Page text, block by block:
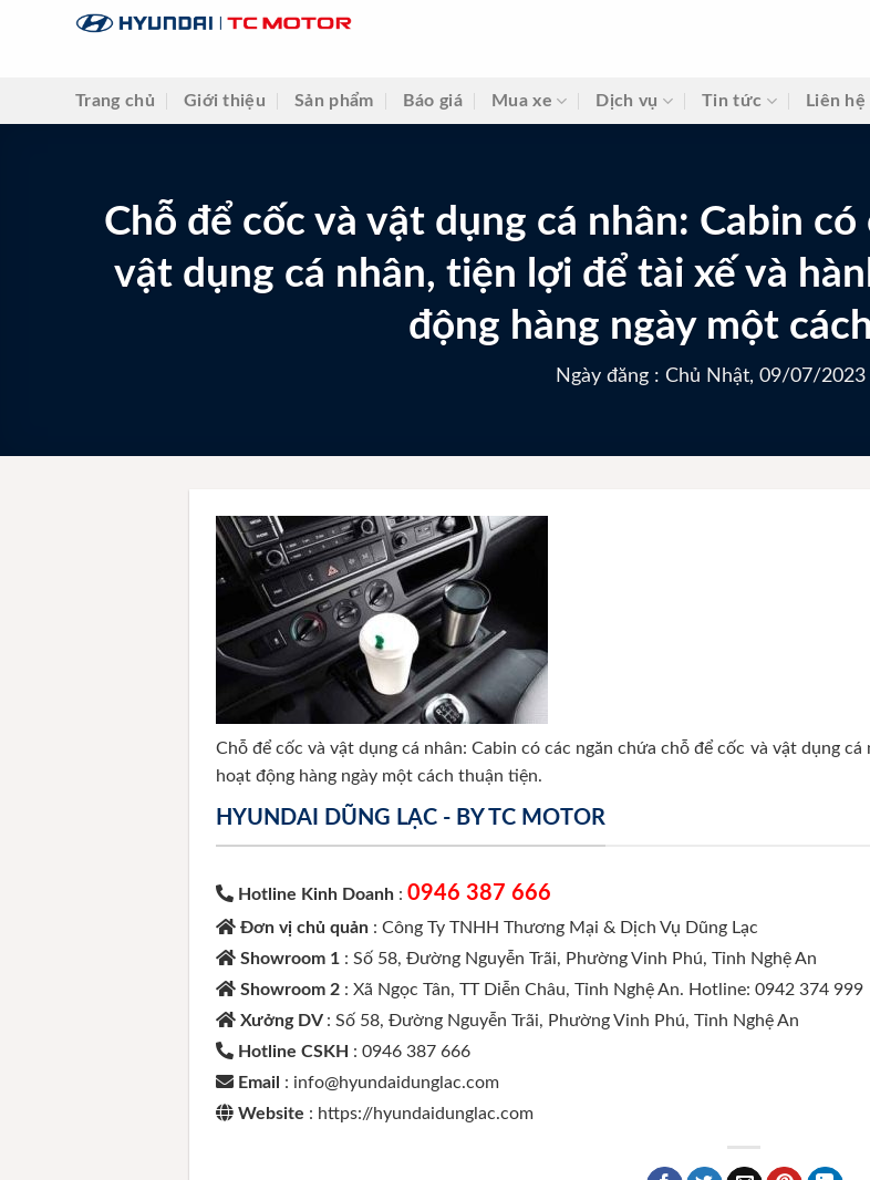
Trang chủ Giới thiệu Sản phẩm Báo giá Mua xe Dịch vụ Tin tức Liên hệ
Chỗ để cốc và vật dụng cá nhân: Cabin
vật dụng cá nhân, tiện lợi để tài xế và
động hàng ngày một
Ngày đăng : Chủ Nhật, 09/07/
Chỗ để cốc và vật dụng cá nhân: Cabin có các ngăn chứa chỗ để cốc và vật dụng
hoạt động hàng ngày một cách thuận tiện.
HYUNDAI DŨNG LẠC - BY TC MOTOR
Hotline Kinh Doanh :0946 387 666
Đơn vị chủ quản : Công Ty TNHH Thương Mại & Dịch Vụ Dũng Lạc
Showroom 1 : Số 58, Đường Nguyễn Trãi, Phường Vinh Phú, Tỉnh Nghệ An
Showroom 2 : Xã Ngọc Tân, TT Diễn Châu, Tỉnh Nghệ An. Hotline: 0942 374 999
Xưởng DV : Số 58, Đường Nguyễn Trãi, Phường Vinh Phú, Tỉnh Nghệ An
Hotline CSKH : 0946 387 666
Email : info@hyundaidunglac.com
Website : https://hyundaidunglac.com